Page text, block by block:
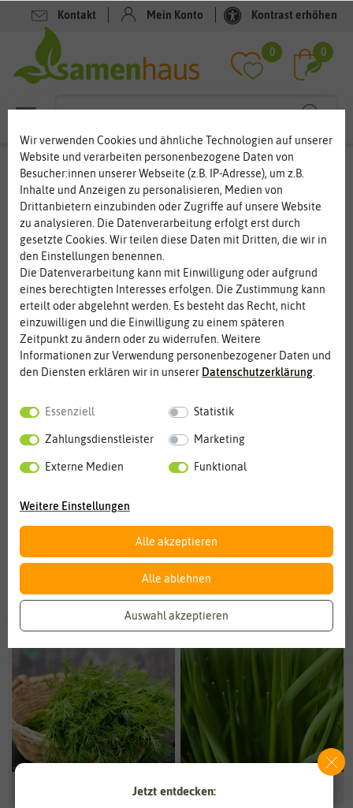
Kontakt Mein Konto Kontrast erhöhen
0 0
Kräutersamen
Kräuter, Wildkräuter, Heilkräuter – Pflanzen für die
Sinne
Kräuter, Wildkräuter und Heilkräuter gehören heute einfach in
jeden Garten. Frische Kräuter sind eine wertvolle Ergänzung für
die Küche und so manches Kräuterlein hilft auch gegen das eine
oder andere Zipperlein. Die Vielfalt, die sich heute an Kräutern
bietet, ist unglaublich. Schon lange werden nicht nur Petersilie,
Schnittlauch und Kresse angebaut, sondern auch Salbei,
Pfefferminze, Rosmarin, Oregano, Lavendel und viele andere
Kräuter.
... mehr lesen
Heilpflanzen Petersilie
Kresse
Schnittlauch
Filter
Wir verwenden Cookies und ähnliche Technologien auf unserer
Website und verarbeiten personenbezogene Daten von
Besucher:innen unserer Webseite (z.B. IP-Adresse), um z.B.
Inhalte und Anzeigen zu personalisieren, Medien von
Drittanbietern einzubinden oder Zugriffe auf unsere Website
zu analysieren. Die Datenverarbeitung erfolgt erst durch
gesetzte Cookies. Wir teilen diese Daten mit Dritten, die wir in
den Einstellungen benennen.
Die Datenverarbeitung kann mit Einwilligung oder aufgrund
eines berechtigten Interesses erfolgen. Die Zustimmung kann
erteilt oder abgelehnt werden. Es besteht das Recht, nicht
einzuwilligen und die Einwilligung zu einem späteren
Zeitpunkt zu ändern oder zu widerrufen. Weitere
Informationen zur Verwendung personenbezogener Daten und
den Diensten erklären wir in unserer Daten­schutz­erklärung.
Essenziell Statistik
Zahlungsdienstleister Marketing
Externe Medien Funktional
Weitere Einstellungen
Alle akzeptieren
Alle ablehnen
Auswahl akzeptieren
Jetzt entdecken: